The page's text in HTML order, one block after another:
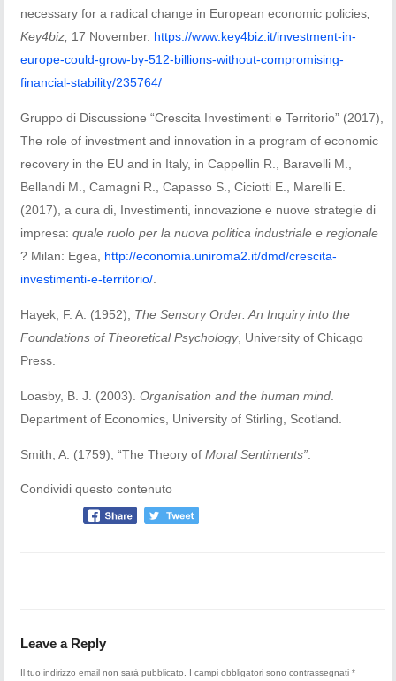
necessary for a radical change in European economic policies
Key4biz, 17 November. https://www.key4biz.it/investment-in-
europe-could-grow-by-512-billions-without-compromising-
financial-stability/235764/
Gruppo di Discussione “Crescita Investimenti e Territorio” (2017),
The role of investment and innovation in a program of economic
recovery in the EU and in Italy, in Cappellin R., Baravelli M.,
Bellandi M., Camagni R., Capasso S., Ciciotti E., Marelli E.
(2017), a cura di, Investimenti, innovazione e nuove strategie di
impresa: quale ruolo per la nuova politica industriale e regionale
? Milan: Egea, http://economia.uniroma2.it/dmd/crescita-
investimenti-e-territorio/
Hayek, F. A. (1952), The Sensory Order: An Inquiry into the
Foundations of Theoretical Psychology, University of Chicago
Press.
Loasby, B. J. (2003).Organisation and the human mind
Department of Economics, University of Stirling, Scotland.
Smith, A. (1759), “The Theory ofMoral Sentiments”
Condividi questo contenuto
Leave a Reply
Il tuo indirizzo email non sarà pubblicato. I campi obbligatori sono contrassegnati*